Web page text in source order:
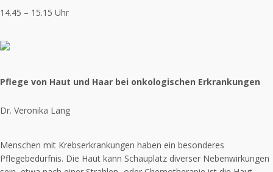
14.45 – 15.15 Uhr
Pflege von Haut und Haar bei onkologischen Erkrankungen
Dr. Veronika Lang
Menschen mit Krebserkrankungen haben ein besonderes
Pflegebedürfnis. Die Haut kann Schauplatz diverser Nebenwirkungen